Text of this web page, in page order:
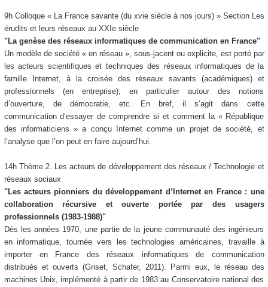
9h Colloque « La France savante (du xvie siècle à nos jours) » Section Les
érudits et leurs réseaux au XXIe siècle
"La genèse des réseaux informatiques de communication en France"
Un modèle de société « en réseau », sous-jacent ou explicite, est porté par
les acteurs scientifiques et techniques des réseaux informatiques de la
famille Internet, à la croisée des réseaux savants (académiques) et
professionnels (en entreprise), en particulier autour des notions
d’ouverture, de démocratie, etc. En bref, il s’agit dans cette
communication d’essayer de comprendre si et comment la « République
des informaticiens » a conçu Internet comme un projet de société, et
l’analyse que l’on peut en faire aujourd’hui.
14h Thème 2. Les acteurs de développement des réseaux / Technologie et
réseaux sociaux
"Les acteurs pionniers du développement d’Internet en France : une
collaboration récursive et ouverte portée par des usagers
professionnels (1983-1988)"
Dès les années 1970, une partie de la jeune communauté des ingénieurs
en informatique, tournée vers les technologies américaines, travaille à
importer en France des réseaux informatiques de communication
distribués et ouverts (Griset, Schafer, 2011). Parmi eux, le réseau des
machines Unix, implémenté à partir de 1983 au Conservatoire national des